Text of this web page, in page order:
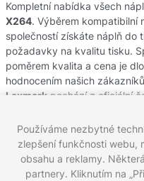
Kompletní nabídka všech
X264. Výběrem kompatibilní
společností získáte náplň do
požadavky na kvalitu tisku.
poměrem kvalita a cena je
hodnocením našich
Lexmark pochází z oficiální
Potřebujete-li poradit s
se na náš zákaznický
Používáme nezbytné
zlepšení funkčnosti webu,
obsahu a reklamy.
partnery. Kliknutím na